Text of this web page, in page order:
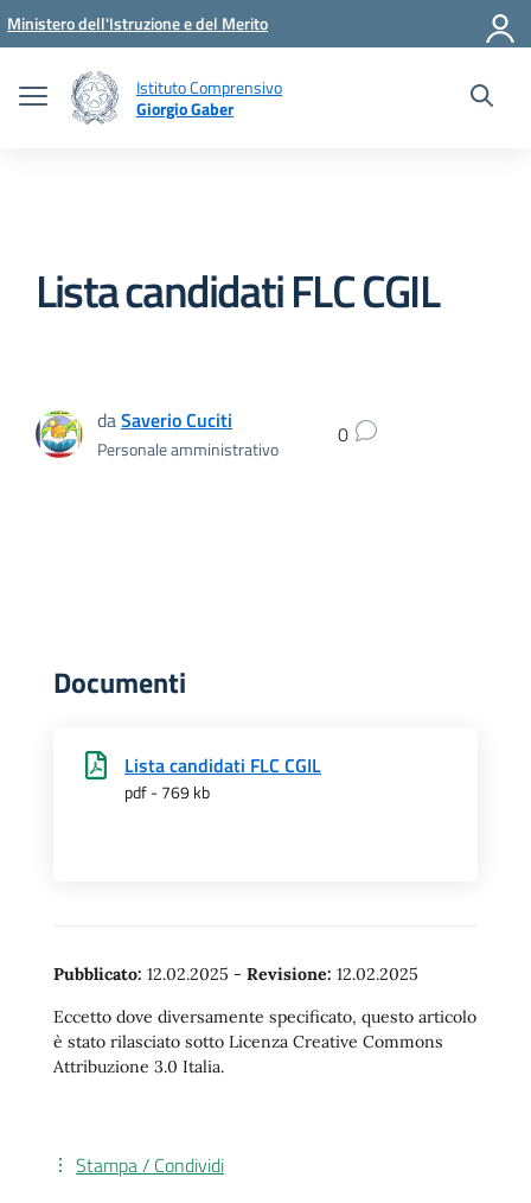
Vai ai contenuti
Vai al menu di navigazione
Vai al footer
Ministero dell'Istruzione e del Merito
Istituto Comprensivo
Giorgio Gaber
Lista candidati FLC CGIL
daSaverio Cuciti
Personale amministrativo 0
Documenti
Lista candidati FLC CGIL
pdf - 769 kb
Pubblicato: 12.02.2025 - Revisione: 12.02.2025
Eccetto dove diversamente specificato, questo articolo
è stato rilasciato sotto Licenza Creative Commons
Attribuzione 3.0 Italia.
Stampa / Condividi